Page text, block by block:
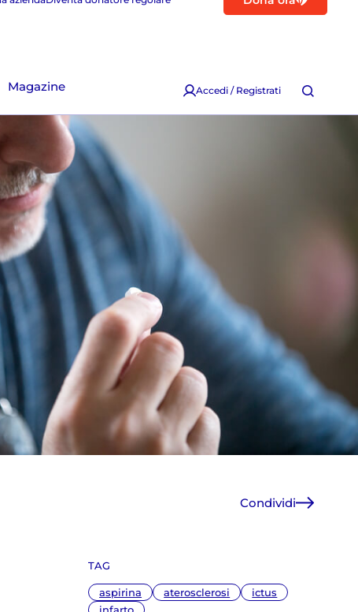
Magazine Accedi / Registrati
Condividi
E-Mail
TAG
aspirina aterosclerosi
ictus